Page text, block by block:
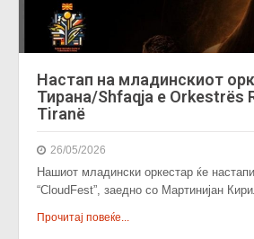
Настап на младинскиот
Тирана/Shfaqja e Orkestrës
Tiranë
26/05/2026
Нашиот младински оркестар ќе
“CloudFest”, заедно со Мартинијан
Прочитај повеќе...